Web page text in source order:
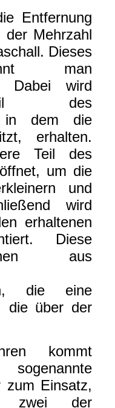
Entfernung
der Mehrzahl
Dieses
man
Dabei wird
des
in dem die
erhalten.
Teil des
um die
und
wird
erhaltenen
Diese
aus
die eine
die über der
kommt
zum Einsatz,
zwei der